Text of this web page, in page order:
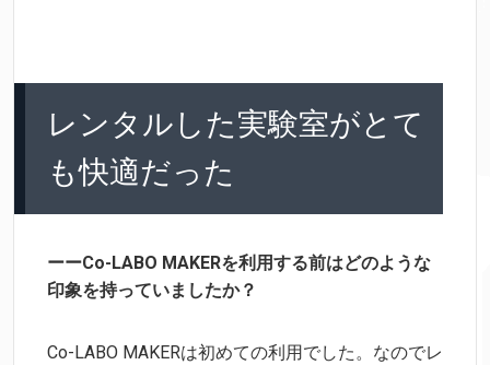
レンタルした実験室がとて
も快適だった
ーーCo-LABO MAKERを利用する前はどのような
印象を持っていましたか？
Co-LABO MAKERは初めての利用でした。なのでレ